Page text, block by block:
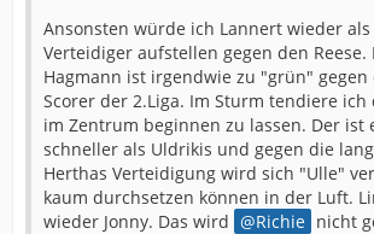
Ansonsten würde ich Lannert wieder
Verteidiger aufstellen gegen den Reese.
Hagmann ist irgendwie zu "grün" gegen
Scorer der 2.Liga. Im Sturm tendiere ich
im Zentrum beginnen zu lassen. Der ist
schneller als Uldrikis und gegen die
Herthas Verteidigung wird sich "Ulle"
kaum durchsetzen können in der Luft.
wieder Jonny. Das wird
Richie nicht